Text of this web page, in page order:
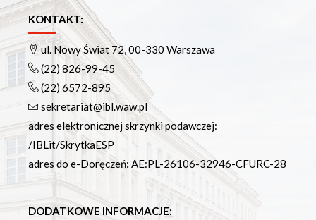
Repozytorium RCIN
Otwarta nauka
Edukacja
Studia podyplomowe
Kursy
Szkolenia
Szkoła Doktorska Anthropos
Erasmus
Olimpiada Literatury i Języka Polskiego
Olimpiada Literatury i Języka Polskiego dla Szkół
Podstawowych
KONTAKT:
ul. Nowy Świat 72, 00-330 Warszawa
(22) 826-99-45
(22) 6572-895
sekretariat@ibl.waw.pl
adres elektronicznej skrzynki podawczej:
/IBLit/SkrytkaESP
adres do e-Doręczeń: AE:PL-26106-32946-CFURC-28
DODATKOWE INFORMACJE: